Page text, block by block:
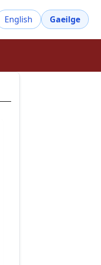
English Gaeilge